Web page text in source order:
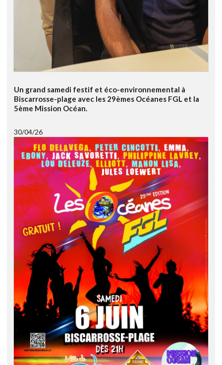
Un grand samedi festif et éco-environnemental à
Biscarrosse-plage avec les 29èmes Océanes FGL et la
5ème Mission Océan.
30/04/26